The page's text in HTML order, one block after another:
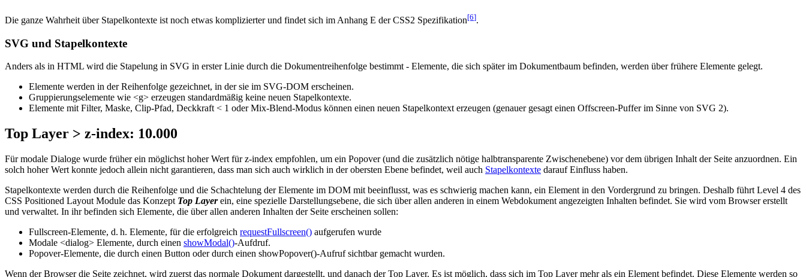
Die ganze Wahrheit über Stapelkontexte ist noch etwas komplizierter und findet sich im Anhang E der CSS2 Spezifikation[6].
SVG und Stapelkontexte
Anders als in HTML wird die Stapelung in SVG in erster Linie durch die Dokumentreihenfolge bestimmt - Elemente, die sich später im Dokumentbaum befinden, werden über frühere Elemente gelegt.
Elemente werden in der Reihenfolge gezeichnet, in der sie im SVG-DOM erscheinen.
Gruppierungselemente wie <g> erzeugen standardmäßig keine neuen Stapelkontexte.
Elemente mit Filter, Maske, Clip-Pfad, Deckkraft < 1 oder Mix-Blend-Modus können einen neuen Stapelkontext erzeugen (genauer gesagt einen Offscreen-Puffer im Sinne von SVG 2).
Top Layer > z-index: 10.000
Für modale Dialoge wurde früher ein möglichst hoher Wert für z-index empfohlen, um ein Popover (und die zusätzlich nötige halbtransparente Zwischenebene) vor dem übrigen Inhalt der Seite anzuordnen. Ein
solch hoher Wert konnte jedoch allein nicht garantieren, dass man sich auch wirklich in der obersten Ebene befindet, weil auch Stapelkontexte darauf Einfluss haben.
Stapelkontexte werden durch die Reihenfolge und die Schachtelung der Elemente im DOM mit beeinflusst, was es schwierig machen kann, ein Element in den Vordergrund zu bringen. Deshalb führt Level 4 des
CSS Positioned Layout Module das Konzept Top Layerein, eine spezielle Darstellungsebene, die sich über allen anderen in einem Webdokument angezeigten Inhalten befindet. Sie wird vom Browser erstellt
und verwaltet. In ihr befinden sich Elemente, die über allen anderen Inhalten der Seite erscheinen sollen:
Fullscreen-Elemente, d. h. Elemente, für die erfolgreich requestFullscreen() aufgerufen wurde
Modale <dialog> Elemente, durch einen showModal()-Aufdruf.
Popover-Elemente, die durch einen Button oder durch einen showPopover()-Aufruf sichtbar gemacht wurden.
Wenn der Browser die Seite zeichnet, wird zuerst das normale Dokument dargestellt, und danach der Top Layer. Es ist möglich, dass sich im Top Layer mehr als ein Element befindet. Diese Elemente werden so